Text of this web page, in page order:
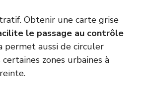
Obtenir une carte grise
le passage au contrôle
permet aussi de circuler
zones urbaines à